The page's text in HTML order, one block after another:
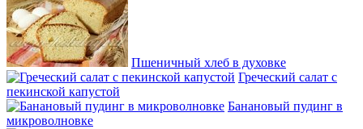
Пшеничный хлеб в духовке
Греческий салат с
пекинской капустой
Банановый пудинг в
микроволновке